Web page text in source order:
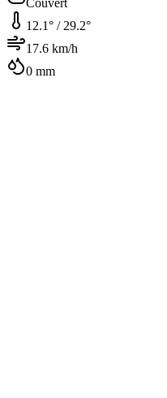
Couvert
12.1° / 29.2°
17.6 km/h
0 mm